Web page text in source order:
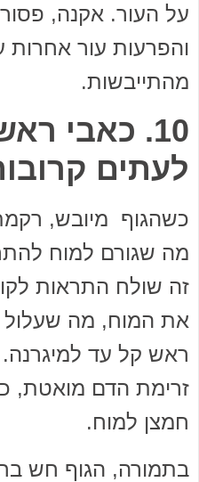
על העור. אקנה,
והפרעות עור אחרות
מהתייבשות.
10. כאבי
לעתים
כשהגוף מיובש,
מה שגורם למוח
זה שולח התראות
את המוח, מה
ראש קל עד
זרימת הדם מואטת,
חמצן למוח.
בתמורה, הגוף חש